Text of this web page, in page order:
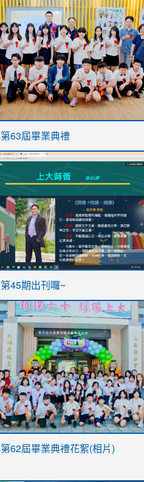
stes.tyc.edu.tw/
第63屆畢業典禮
stes.tyc.edu.tw/
stes.tyc.edu.tw/
第45期出刊囉~
第62屆畢業典禮花絮(相片)